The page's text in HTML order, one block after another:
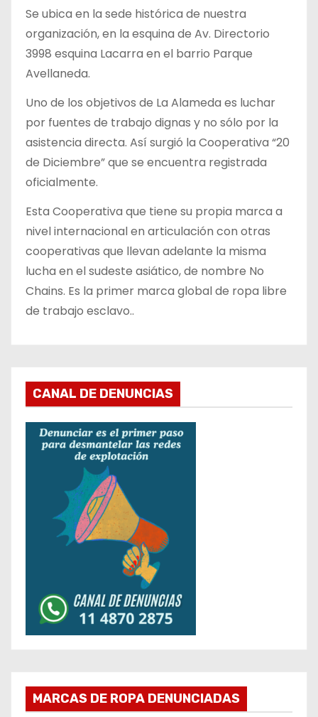
Se ubica en la sede histórica de nuestra
organización, en la esquina de Av. Directorio
3998 esquina Lacarra en el barrio Parque
Avellaneda.
Uno de los objetivos de La Alameda es luchar
por fuentes de trabajo dignas y no sólo por la
asistencia directa. Así surgió la Cooperativa “20
de Diciembre” que se encuentra registrada
oficialmente.
Esta Cooperativa que tiene su propia marca a
nivel internacional en articulación con otras
cooperativas que llevan adelante la misma
lucha en el sudeste asiático, de nombre No
Chains. Es la primer marca global de ropa libre
de trabajo esclavo..
CANAL DE DENUNCIAS
MARCAS DE ROPA DENUNCIADAS